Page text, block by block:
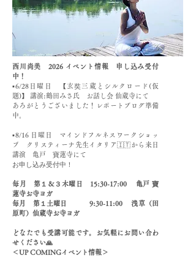
西川尚美 ​2026 イベント情報 申し込み受付
中！
▪️6/28日曜日 【玄奘三蔵とシルクロード(仮
題)】 講演:鶴田みさ氏 お話し会 仙蔵寺にて
あろがとうございました！レポートブログ準備
中。
▪️8/16 日曜日 マインドフルネスワークショッ
プ クリスティーナ先生イタリア🇮🇹から来日
講演 亀戸 寶蓮寺にて
​お申し込み受付中！
​毎月 第１＆３木曜日 15:30-17:00 亀戸 寶
蓮寺お寺ヨガ
毎月 第１土曜日 9:30-11:00 浅草（田
原町）仙蔵寺お寺ヨガ
どなたでも受講可能です。お気軽にお問い合わ
せください🙏
＜UP COMINGイベント情報＞